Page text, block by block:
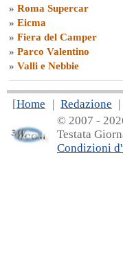
» Roma Supercar
» Eicma
» Fiera del Camper
» Parco Valentino
» Valli e Nebbie
[Home | Redazione |
© 2007 - 20
Testata
Condizioni